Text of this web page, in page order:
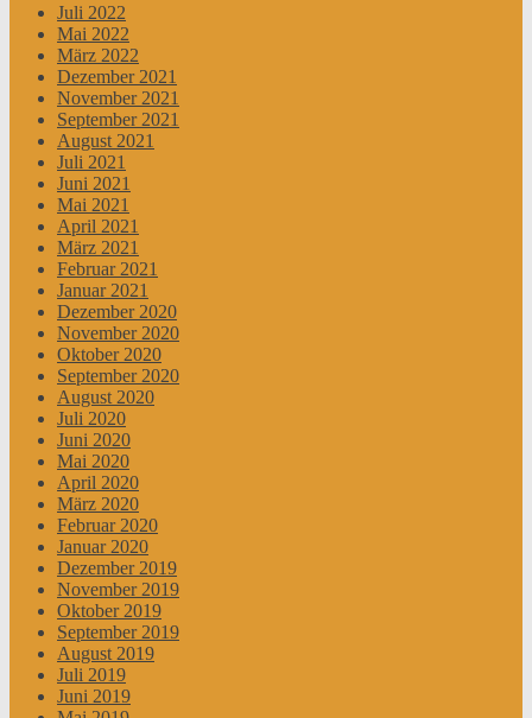
Juli 2022
Mai 2022
März 2022
Dezember 2021
November 2021
September 2021
August 2021
Juli 2021
Juni 2021
Mai 2021
April 2021
März 2021
Februar 2021
Januar 2021
Dezember 2020
November 2020
Oktober 2020
September 2020
August 2020
Juli 2020
Juni 2020
Mai 2020
April 2020
März 2020
Februar 2020
Januar 2020
Dezember 2019
November 2019
Oktober 2019
September 2019
August 2019
Juli 2019
Juni 2019